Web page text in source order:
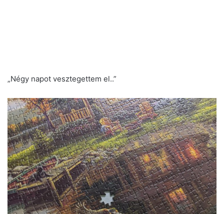
„Négy napot vesztegettem el..”